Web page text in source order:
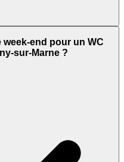
week-end pour un WC
sur-Marne ?